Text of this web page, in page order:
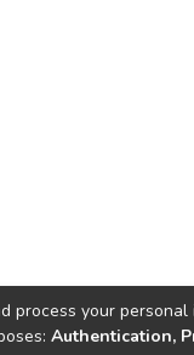
process your
Authentication,